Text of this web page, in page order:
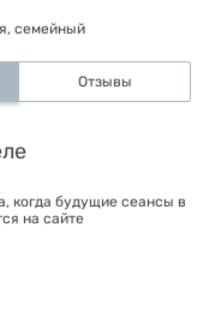
семейный
Отзывы
когда будущие сеансы в
на сайте